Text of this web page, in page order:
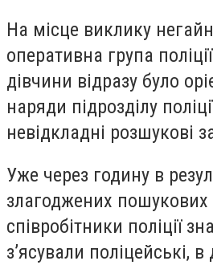
На місце виклику
оперативна група
дівчини відразу було
наряди підрозділу
невідкладні розшукові
Уже через годину в
злагоджених пошукових
співробітники поліції
з’ясували поліцейські,